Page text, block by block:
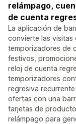
relámpago,
de cuenta
La aplicación de
convierte las visitas
temporizadores de
festivos,
reloj de cuenta
temporizadores
regresiva
ofertas con una
tarjetas de
relámpago para